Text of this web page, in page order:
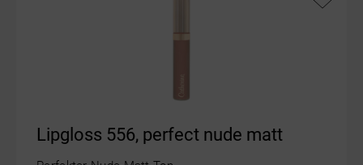
Lipgloss 556, perfect nude matt